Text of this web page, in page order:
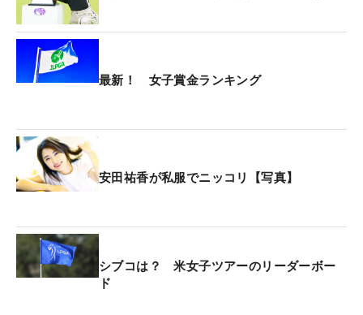
最新！ 女子賞金ランキング
安田祐香が私服でニッコリ【写真】
シブコは？ 米女子ツアーのリーダーボー
ド